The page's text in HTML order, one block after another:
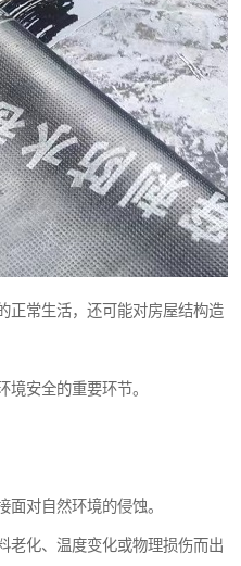
正常生活，还可能对房屋结构造
境安全的重要环节。
对自然环境的侵蚀。
老化、温度变化或物理损伤而出